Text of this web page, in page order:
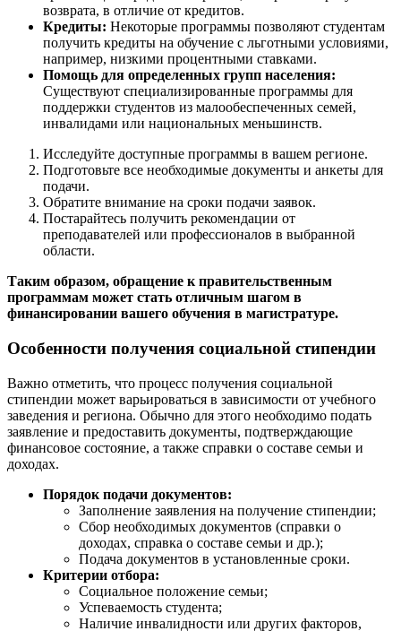
возврата, в отличие от кредитов.
Кредиты: Некоторые программы позволяют студентам
получить кредиты на обучение с льготными условиями,
например, низкими процентными ставками.
Помощь для определенных групп населения:
Существуют специализированные программы для
поддержки студентов из малообеспеченных семей,
инвалидами или национальных меньшинств.
Исследуйте доступные программы в вашем регионе.
Подготовьте все необходимые документы и анкеты для
подачи.
Обратите внимание на сроки подачи заявок.
Постарайтесь получить рекомендации от
преподавателей или профессионалов в выбранной
области.
Таким образом, обращение к правительственным
программам может стать отличным шагом в
финансировании вашего обучения в магистратуре.
Особенности получения социальной стипендии
Важно отметить, что процесс получения социальной
стипендии может варьироваться в зависимости от учебного
заведения и региона. Обычно для этого необходимо подать
заявление и предоставить документы, подтверждающие
финансовое состояние, а также справки о составе семьи и
доходах.
Порядок подачи документов:
Заполнение заявления на получение стипендии;
Сбор необходимых документов (справки о
доходах, справка о составе семьи и др.);
Подача документов в установленные сроки.
Критерии отбора:
Социальное положение семьи;
Успеваемость студента;
Наличие инвалидности или других факторов,